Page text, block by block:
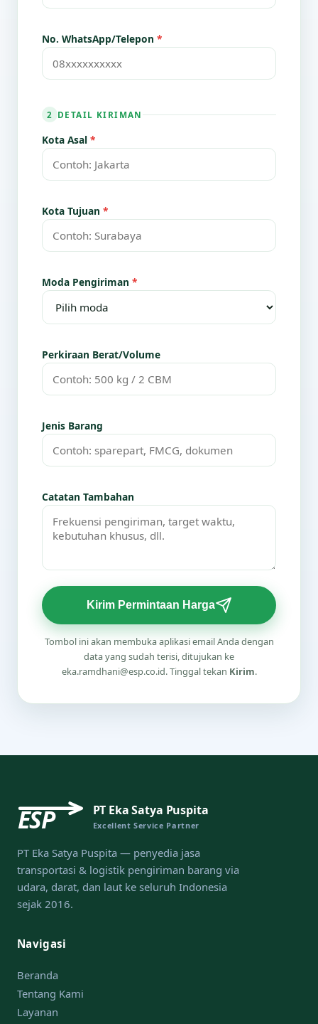
No. WhatsApp/Telepon *
2 DETAIL KIRIMAN
Kota Asal *
Kota Tujuan *
Moda Pengiriman *
Perkiraan Berat/Volume
Jenis Barang
Catatan Tambahan
Kirim Permintaan Harga
Tombol ini akan membuka aplikasi email Anda dengan
data yang sudah terisi, ditujukan ke
eka.ramdhani@esp.co.id. Tinggal tekan Kirim.
ESP PT Eka Satya Puspita
Excellent Service Partner
PT Eka Satya Puspita — penyedia jasa
transportasi & logistik pengiriman barang via
udara, darat, dan laut ke seluruh Indonesia
sejak 2016.
Navigasi
Beranda
Tentang Kami
Layanan